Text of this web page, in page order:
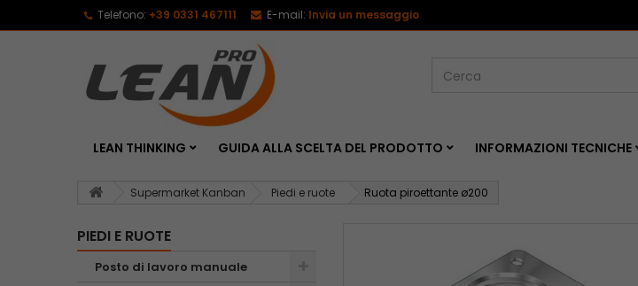
Telefono: +39 0331 467111 E-mail: Invia un messaggio
LEAN THINKING GUIDA ALLA SCELTA DEL PRODOTTO INFORMAZIONI TECNICHE
Supermarket Kanban Piedi e ruote Ruota piroettante ø200
PIEDI E RUOTE
Posto di lavoro manuale